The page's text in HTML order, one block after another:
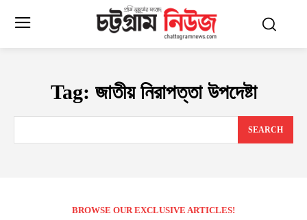
Tag: জাতীয় নিরাপত্তা উপদেষ্টা
SEARCH
BROWSE OUR EXCLUSIVE ARTICLES!